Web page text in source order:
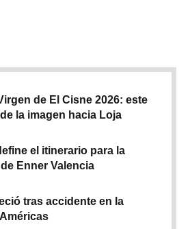
de El Cisne 2026: este
la imagen hacia Loja
el itinerario para la
de Enner Valencia
tras accidente en la